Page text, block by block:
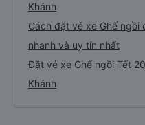
Khánh
Cách đặt vé xe Ghế ngồi
nhanh và uy tín nhất
Đặt vé xe Ghế ngồi Tết
Khánh